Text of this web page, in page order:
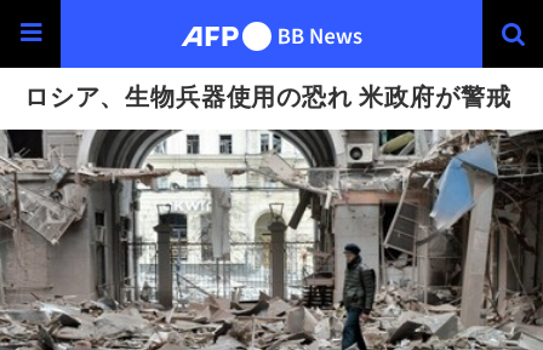
ロシア、生物兵器使用の恐れ 米政府が警戒